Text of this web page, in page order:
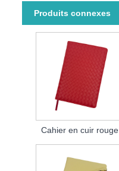
Produits connexes
Cahier en cuir rouge